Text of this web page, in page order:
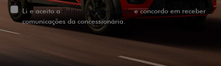
Li e aceito aPolítica de Privacidadee concordo em receber
comunicações da concessionária.